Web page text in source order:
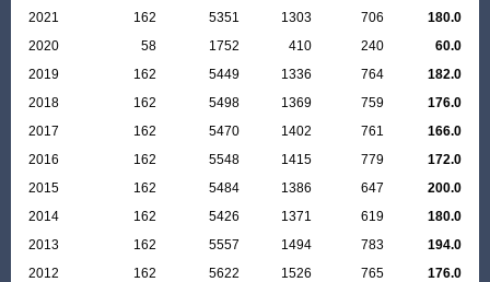
2021
162 5351 1303 706
180.0
2020
58 1752 410 240
60.0
2019
162 5449 1336 764
182.0
2018
162 5498 1369 759
176.0
2017
162 5470 1402 761
166.0
2016
162 5548 1415 779
172.0
2015
162 5484 1386 647
200.0
2014
162 5426 1371 619
180.0
2013
162 5557 1494 783
194.0
2012
162 5622 1526 765
176.0